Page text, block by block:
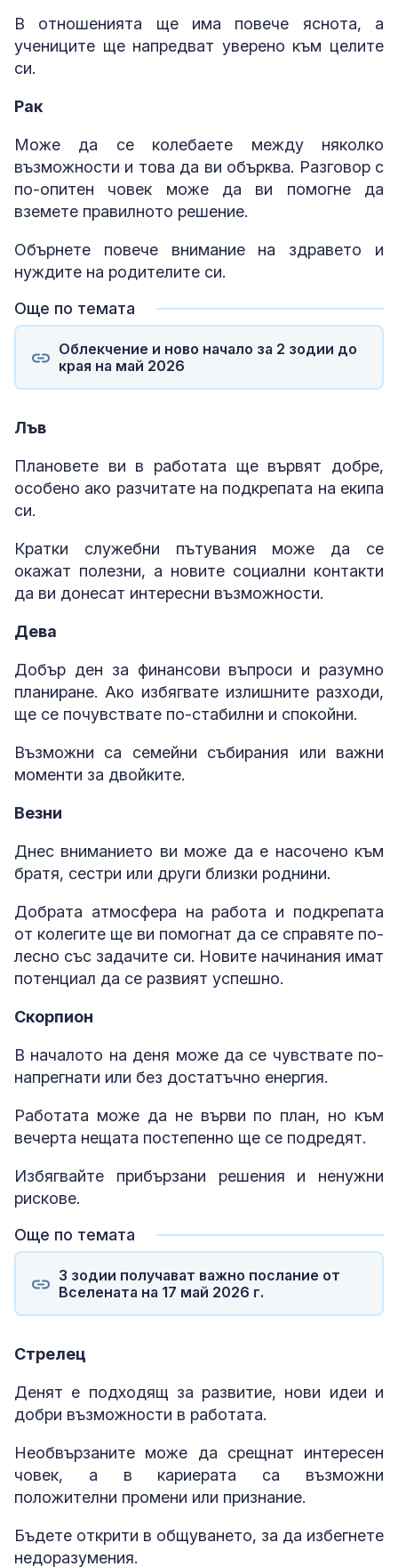
В отношенията ще има повече яснота, а
учениците ще напредват уверено към целите
си.
Рак
Може да се колебаете между няколко
възможности и това да ви обърква. Разговор с
по-опитен човек може да ви помогне да
вземете правилното решение.
Обърнете повече внимание на здравето и
нуждите на родителите си.
Още по темата
Облекчение и ново начало за 2 зодии до
края на май 2026
Лъв
Плановете ви в работата ще вървят добре,
особено ако разчитате на подкрепата на екипа
си.
Кратки служебни пътувания може да се
окажат полезни, а новите социални контакти
да ви донесат интересни възможности.
Дева
Добър ден за финансови въпроси и разумно
планиране. Ако избягвате излишните разходи,
ще се почувствате по-стабилни и спокойни.
Възможни са семейни събирания или важни
моменти за двойките.
Везни
Днес вниманието ви може да е насочено към
братя, сестри или други близки роднини.
Добрата атмосфера на работа и подкрепата
от колегите ще ви помогнат да се справяте по-
лесно със задачите си. Новите начинания имат
потенциал да се развият успешно.
Скорпион
В началото на деня може да се чувствате по-
напрегнати или без достатъчно енергия.
Работата може да не върви по план, но към
вечерта нещата постепенно ще се подредят.
Избягвайте прибързани решения и ненужни
рискове.
Още по темата
3 зодии получават важно послание от
Вселената на 17 май 2026 г.
Стрелец
Денят е подходящ за развитие, нови идеи и
добри възможности в работата.
Необвързаните може да срещнат интересен
човек, а в кариерата са възможни
положителни промени или признание.
Бъдете открити в общуването, за да избегнете
недоразумения.